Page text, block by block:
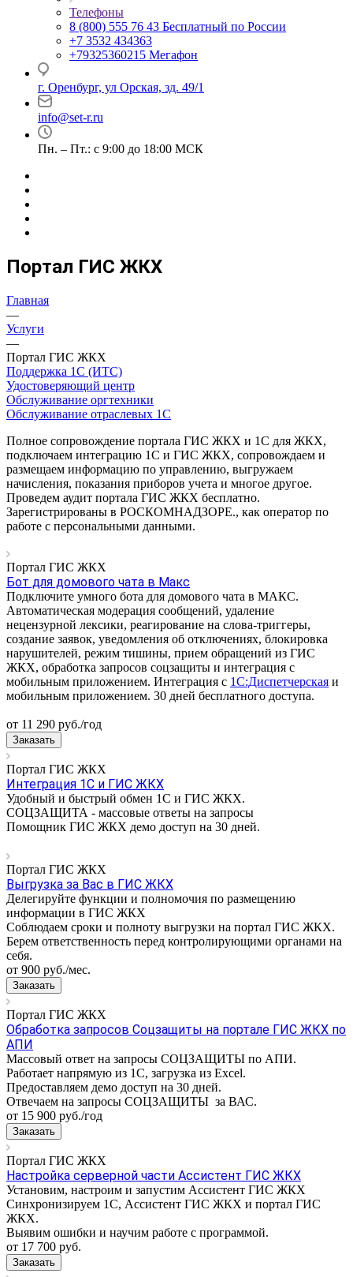
Телефоны
8 (800) 555 76 43 Бесплатный по России
+7 3532 434363
+79325360215 Мегафон
г. Оренбург, ул Орская, зд. 49/1
info@set-r.ru
Пн. – Пт.: с 9:00 до 18:00 МСК
Портал ГИС ЖКХ
Главная
—
Услуги
—
Портал ГИС ЖКХ
Поддержка 1С (ИТС)
Удостоверяющий центр
Обслуживание оргтехники
Обслуживание отраслевых 1С
Полное сопровождение портала ГИС ЖКХ и 1С для ЖКХ,
подключаем интеграцию 1С и ГИС ЖКХ, сопровождаем и
размещаем информацию по управлению, выгружаем
начисления, показания приборов учета и многое другое.
Проведем аудит портала ГИС ЖКХ бесплатно.
Зарегистрированы в РОСКОМНАДЗОРЕ., как оператор по
работе с персональными данными.
Портал ГИС ЖКХ
Бот для домового чата в Макс
Подключите умного бота для домового чата в МАКС.
Автоматическая модерация сообщений, удаление
нецензурной лексики, реагирование на слова-триггеры,
создание заявок, уведомления об отключениях, блокировка
нарушителей, режим тишины, прием обращений из ГИС
ЖКХ, обработка запросов соцзащиты и интеграция с
мобильным приложением. Интеграция с 1С:Диспетчерская и
мобильным приложением. 30 дней бесплатного доступа.
от 11 290 руб./год
Заказать
Портал ГИС ЖКХ
Интеграция 1С и ГИС ЖКХ
Удобный и быстрый обмен 1С и ГИС ЖКХ.
СОЦЗАЩИТА - массовые ответы на запросы
Помощник ГИС ЖКХ демо доступ на 30 дней.
Портал ГИС ЖКХ
Выгрузка за Вас в ГИС ЖКХ
Делегируйте функции и полномочия по размещению
информации в ГИС ЖКХ
Соблюдаем сроки и полноту выгрузки на портал ГИС ЖКХ.
Берем ответственность перед контролирующими органами на
себя.
от 900 руб./мес.
Заказать
Портал ГИС ЖКХ
Обработка запросов Соцзащиты на портале ГИС ЖКХ по
АПИ
Массовый ответ на запросы СОЦЗАЩИТЫ по АПИ.
Работает напрямую из 1С, загрузка из Excel.
Предоставляем демо доступ на 30 дней.
Отвечаем на запросы СОЦЗАЩИТЫ за ВАС.
от 15 900 руб./год
Заказать
Портал ГИС ЖКХ
Настройка серверной части Ассистент ГИС ЖКХ
Установим, настроим и запустим Ассистент ГИС ЖКХ
Синхронизируем 1С, Ассистент ГИС ЖКХ и портал ГИС
ЖКХ.
Выявим ошибки и научим работе с программой.
от 17 700 руб.
Заказать